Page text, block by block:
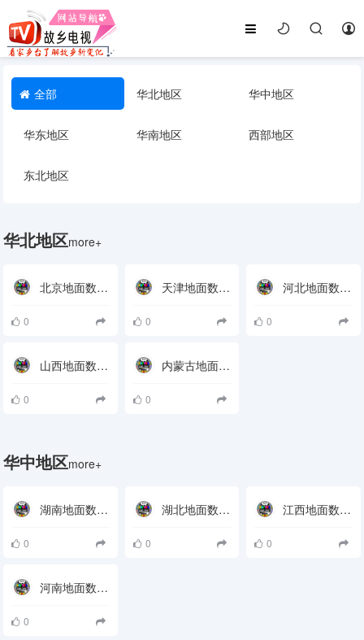
全部 华北地区 华中地区
华东地区 华南地区 西部地区
东北地区
华北地区more+
北京地面数字电视接收参数
0
天津地面数字电视接收参数
0
河北地面数字电视接收参数
0
山西地面数字电视接收参数
0
内蒙古地面数字电视接收参数
0
华中地区more+
湖南地面数字电视接收参数
0
湖北地面数字电视接收参数
0
江西地面数字电视接收参数
0
河南地面数字电视接收参数
0